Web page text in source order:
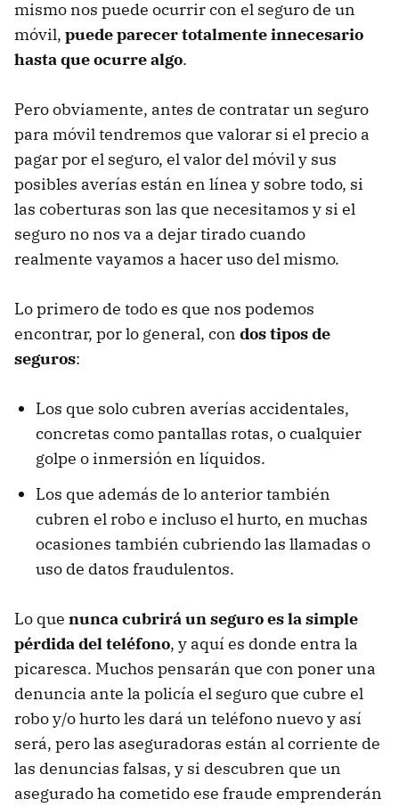
mismo nos puede ocurrir con el seguro de un
móvil, puede parecer totalmente innecesario
hasta que ocurre algo.
Pero obviamente, antes de contratar un seguro
para móvil tendremos que valorar si el precio a
pagar por el seguro, el valor del móvil y sus
posibles averías están en línea y sobre todo, si
las coberturas son las que necesitamos y si el
seguro no nos va a dejar tirado cuando
realmente vayamos a hacer uso del mismo.
Lo primero de todo es que nos podemos
encontrar, por lo general, con dos tipos de
seguros:
Los que solo cubren averías accidentales,
concretas como pantallas rotas, o cualquier
golpe o inmersión en líquidos.
Los que además de lo anterior también
cubren el robo e incluso el hurto, en muchas
ocasiones también cubriendo las llamadas o
uso de datos fraudulentos.
Lo que nunca cubrirá un seguro es la simple
pérdida del teléfono, y aquí es donde entra la
picaresca. Muchos pensarán que con poner una
denuncia ante la policía el seguro que cubre el
robo y/o hurto les dará un teléfono nuevo y así
será, pero las aseguradoras están al corriente de
las denuncias falsas, y si descubren que un
asegurado ha cometido ese fraude emprenderán